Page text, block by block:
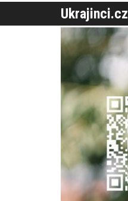
Ukrajinci.cz